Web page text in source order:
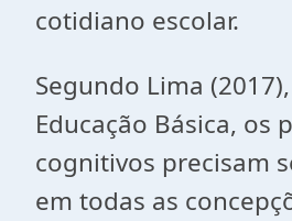
cotidiano escolar.
Segundo Lima
Educação Básica, os
cognitivos precisam
em todas as